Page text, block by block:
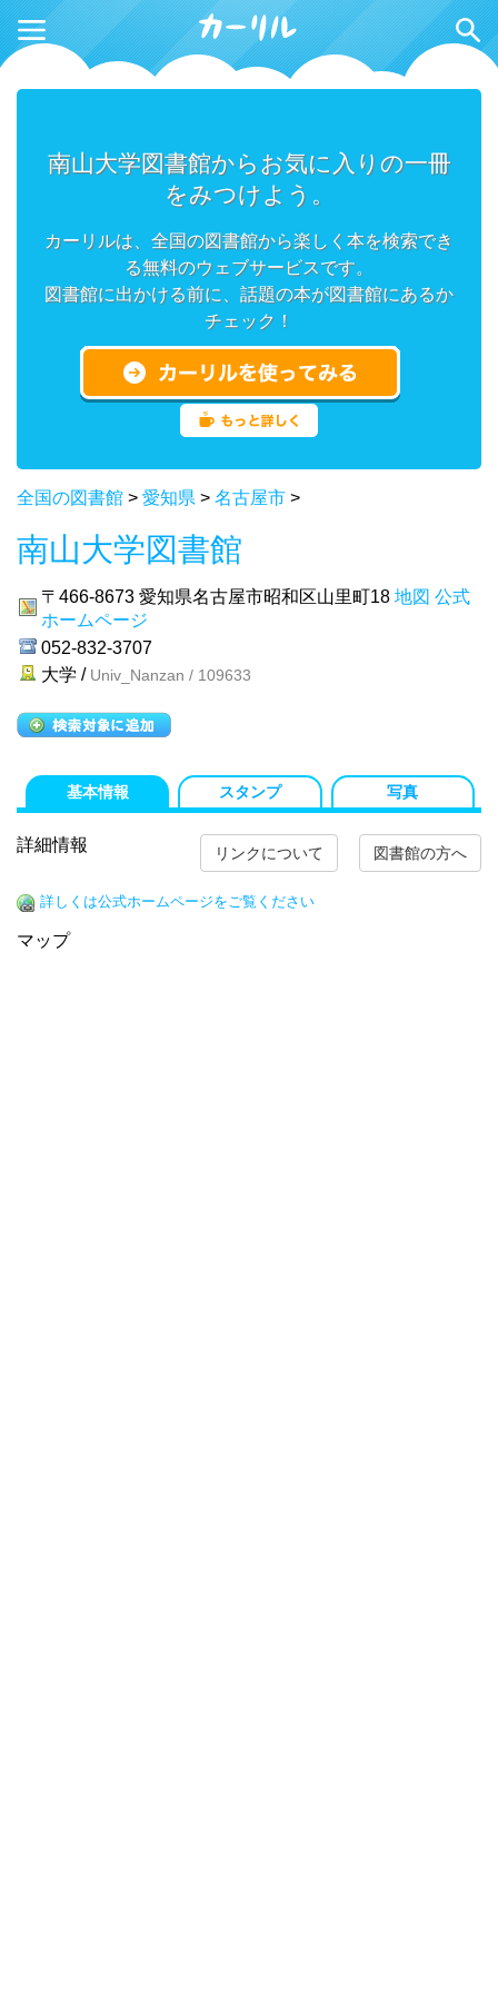
南山大学図書館からお気に入りの一冊
をみつけよう。
カーリルは、全国の図書館から楽しく本を検索でき
る無料のウェブサービスです。
図書館に出かける前に、話題の本が図書館にあるか
チェック！
全国の図書館 > 愛知県 > 名古屋市 >
南山大学図書館
〒466-8673 愛知県名古屋市昭和区山里町18 地図 公式
ホームページ
052-832-3707
大学 / Univ_Nanzan / 109633
基本情報 スタンプ 写真
リンクについて 図書館の方へ
詳細情報
詳しくは公式ホームページをご覧ください
マップ